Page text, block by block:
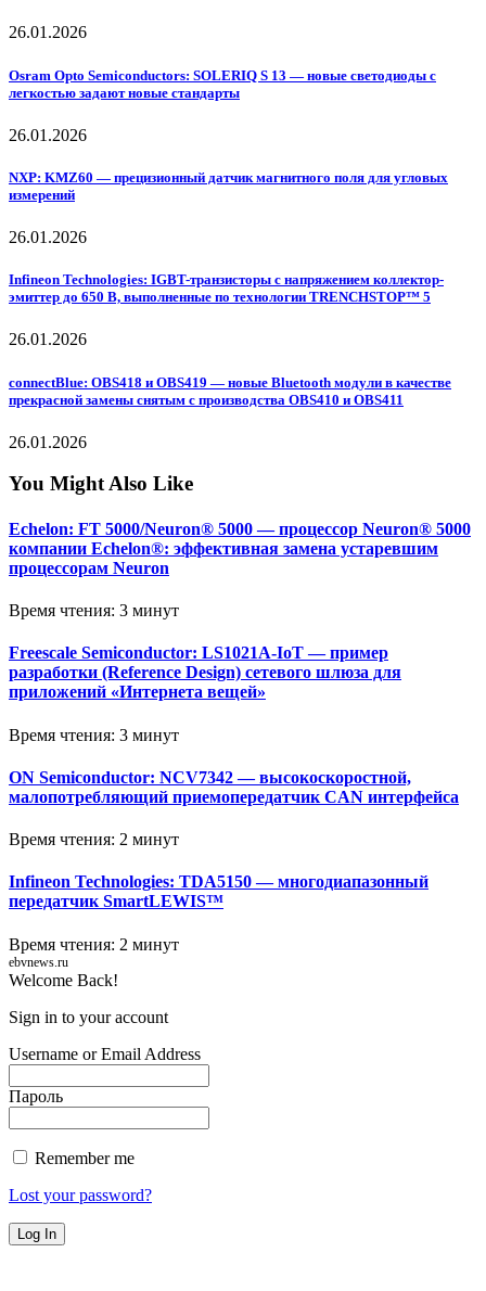
26.01.2026
Osram Opto Semiconductors: SOLERIQ S 13 — новые светодиоды с
легкостью задают новые стандарты
26.01.2026
NXP: KMZ60 — прецизионный датчик магнитного поля для угловых
измерений
26.01.2026
Infineon Technologies: IGBT-транзисторы с напряжением коллектор-
эмиттер до 650 В, выполненные по технологии TRENCHSTOP™ 5
26.01.2026
connectBlue: OBS418 и OBS419 — новые Bluetooth модули в качестве
прекрасной замены снятым с производства OBS410 и OBS411
26.01.2026
You Might Also Like
Echelon: FT 5000/Neuron® 5000 — процессор Neuron® 5000
компании Echelon®: эффективная замена устаревшим
процессорам Neuron
Время чтения: 3 минут
Freescale Semiconductor: LS1021A-IoT — пример
разработки (Reference Design) сетевого шлюза для
приложений «Интернета вещей»
Время чтения: 3 минут
ON Semiconductor: NCV7342 — высокоскоростной,
малопотребляющий приемопередатчик CAN интерфейса
Время чтения: 2 минут
Infineon Technologies: TDA5150 — многодиапазонный
передатчик SmartLEWIS™
Время чтения: 2 минут
ebvnews.ru
Welcome Back!
Sign in to your account
Username or Email Address
Пароль
Remember me
Lost your password?